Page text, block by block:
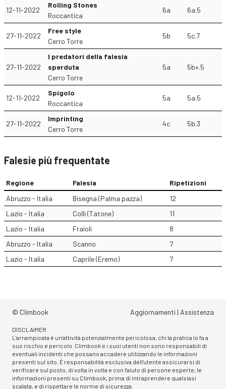
12-11-2022
Rolling Stones
Roccantica
6a 6a.5
27-11-2022
Free style
Cerro Torre
5b 5c.7
27-11-2022
I predatori della falesia
sperduta
Cerro Torre
5a 5b+.5
12-11-2022
Spigolo
Roccantica
5a 5a.5
27-11-2022
Imprinting
Cerro Torre
4c 5b.3
Falesie più frequentate
Regione Falesia
Ripetizioni
Abruzzo - Italia
Bisegna (Palma pazza)
12
Lazio - Italia
Colli (Tatone)
11
Lazio - Italia
Fraioli
8
Abruzzo - Italia
Scanno
7
Lazio - Italia
Caprile (Eremo) 7
© Climbook Aggiornamenti | Assistenza
DISCLAIMER
L'arrampicata è un'attività potenzialmente pericolosa, chi la pratica lo fa a
suo rischio e pericolo. Climbook e i suoi utenti non sono responsabili di
eventuali incidenti che possano accadere utilizzando le informazioni
presenti sul sito. È responsabilità esclusiva dell'utente assicurarsi di
verificare sul posto, di volta in volta e con l'aiuto di persone esperte, le
informazioni presenti su Climbook, prima di intraprendere qualsiasi
scalata, e di rispettare le norme di sicurezza.